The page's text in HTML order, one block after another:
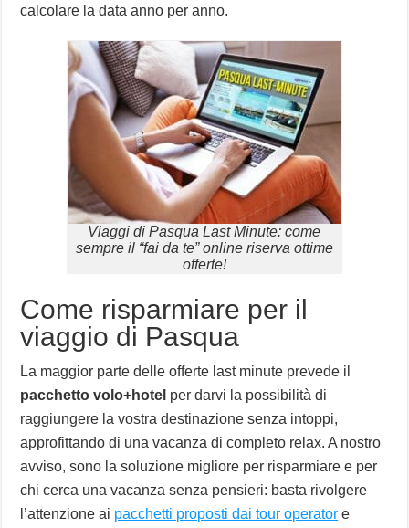
calcolare la data anno per anno.
Viaggi di Pasqua Last Minute: come
sempre il “fai da te” online riserva ottime
offerte!
Come risparmiare per il
viaggio di Pasqua
La maggior parte delle offerte last minute prevede il
pacchetto volo+hotel per darvi la possibilità di
raggiungere la vostra destinazione senza intoppi,
approfittando di una vacanza di completo relax. A nostro
avviso, sono la soluzione migliore per risparmiare e per
chi cerca una vacanza senza pensieri: basta rivolgere
l’attenzione ai pacchetti proposti dai tour operator e